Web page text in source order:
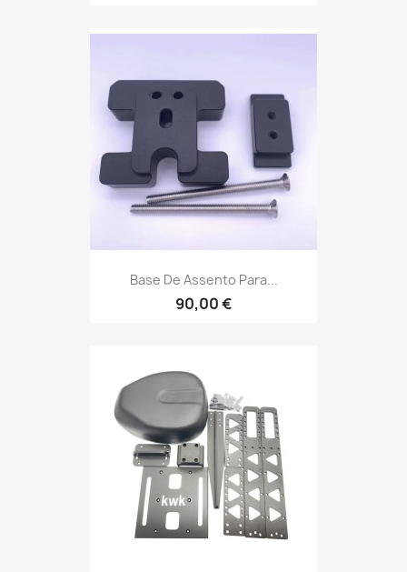
Base De Assento Para...
90,00 €